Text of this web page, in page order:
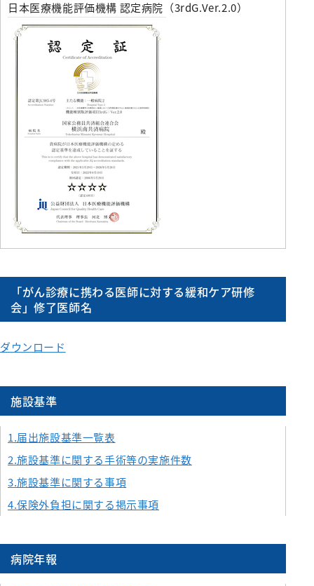
日本医療機能評価機構 認定病院（3rdG.Ver.2.0）
「がん診療に携わる医師に対する緩和ケア研修
会」修了医師名
ダウンロード
施設基準
1.届出施設基準一覧表
2.施設基準に関する手術等の実施件数
3.施設基準に関する事項
4.保険外負担に関する掲示事項
病院年報